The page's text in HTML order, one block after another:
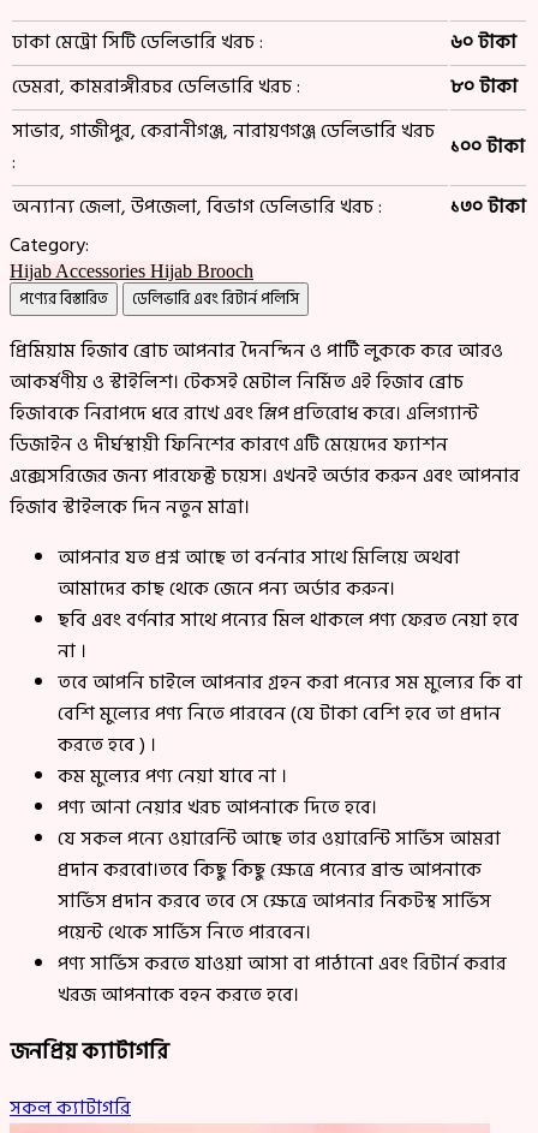
ঢাকা মেট্রো সিটি ডেলিভারি খরচ :
৬০ টাকা
ডেমরা, কামরাঙ্গীরচর ডেলিভারি খরচ :
৮০ টাকা
সাভার, গাজীপুর, কেরানীগঞ্জ, নারায়ণগঞ্জ ডেলিভারি খরচ
:
১০০ টাকা
অন্যান্য জেলা, উপজেলা, বিভাগ ডেলিভারি খরচ :
১৩০ টাকা
Category:
Hijab Accessories Hijab Brooch
পণ্যের বিস্তারিত ডেলিভারি এবং রিটার্ন পলিসি
প্রিমিয়াম হিজাব ব্রোচ আপনার দৈনন্দিন ও পার্টি লুককে করে আরও
আকর্ষণীয় ও স্টাইলিশ। টেকসই মেটাল নির্মিত এই হিজাব ব্রোচ
হিজাবকে নিরাপদে ধরে রাখে এবং স্লিপ প্রতিরোধ করে। এলিগ্যান্ট
ডিজাইন ও দীর্ঘস্থায়ী ফিনিশের কারণে এটি মেয়েদের ফ্যাশন
এক্সেসরিজের জন্য পারফেক্ট চয়েস। এখনই অর্ডার করুন এবং আপনার
হিজাব স্টাইলকে দিন নতুন মাত্রা।
আপনার যত প্রশ্ন আছে তা বর্ননার সাথে মিলিয়ে অথবা
আমাদের কাছ থেকে জেনে পন্য অর্ডার করুন।
ছবি এবং বর্ণনার সাথে পন্যের মিল থাকলে পণ্য ফেরত নেয়া হবে
না ।
তবে আপনি চাইলে আপনার গ্রহন করা পন্যের সম মুল্যের কি বা
বেশি মুল্যের পণ্য নিতে পারবেন (যে টাকা বেশি হবে তা প্রদান
করতে হবে ) ।
কম মুল্যের পণ্য নেয়া যাবে না ।
পণ্য আনা নেয়ার খরচ আপনাকে দিতে হবে।
যে সকল পন্যে ওয়ারেন্টি আছে তার ওয়ারেন্টি সার্ভিস আমরা
প্রদান করবো।তবে কিছু কিছু ক্ষেত্রে পন্যের ব্রান্ড আপনাকে
সার্ভিস প্রদান করবে তবে সে ক্ষেত্রে আপনার নিকটস্থ সার্ভিস
পয়েন্ট থেকে সার্ভিস নিতে পারবেন।
পণ্য সার্ভিস করতে যাওয়া আসা বা পাঠানো এবং রিটার্ন করার
খরজ আপনাকে বহন করতে হবে।
জনপ্রিয় ক্যাটাগরি
সকল ক্যাটাগরি